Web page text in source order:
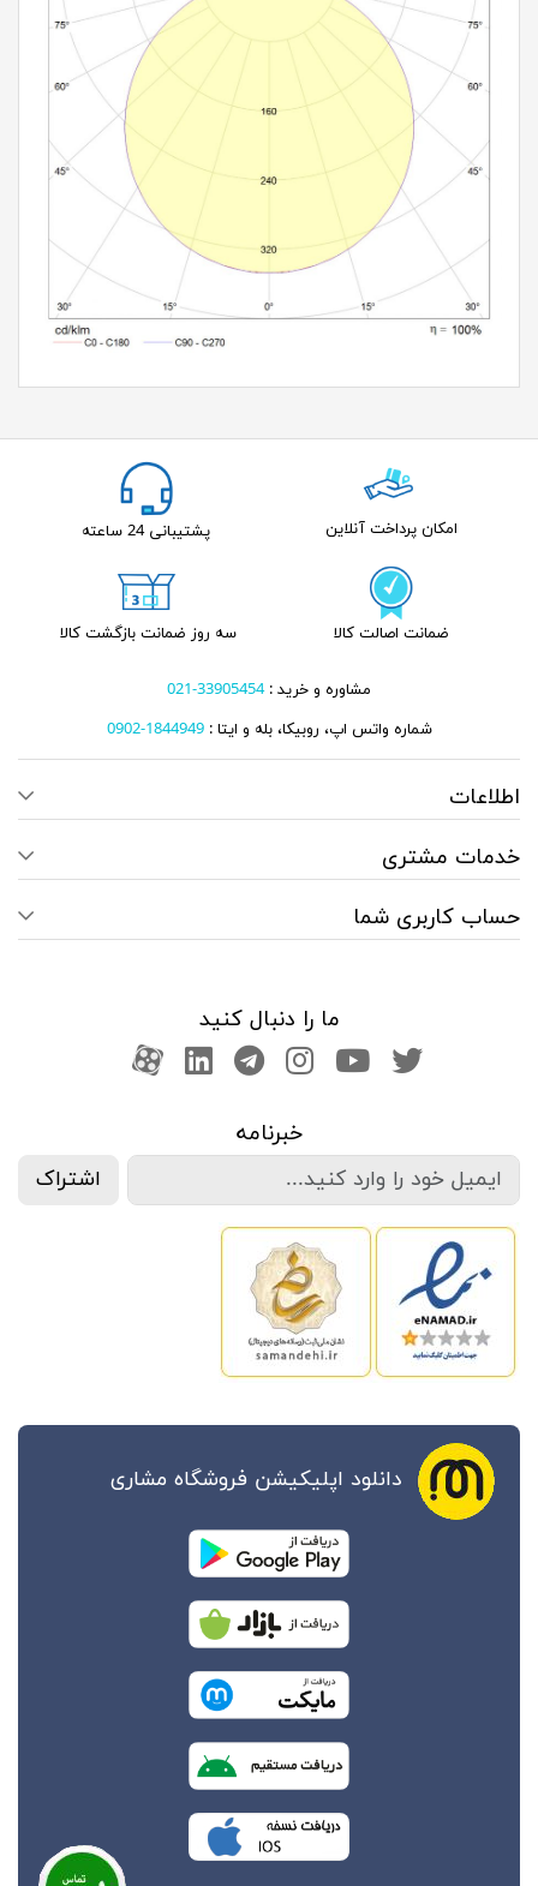
امکان پرداخت آنلاین پشتیبانی 24 ساعته
ضمانت اصالت کالا سه روز ضمانت بازگشت کالا
مشاوره و خرید :33905454-021
شماره واتس اپ، روبیکا، بله و ایتا : 1844949-0902
اطلاعات
خدمات مشتری
حساب کاربری شما
ما را دنبال کنید
صفحه تویتر
کانال یوتوب
اینستاگرام
کانال تلگرام
کانال لینکدین
آپارات
خبرنامه
اشتراک
دانلود اپلیکیشن فروشگاه مشاری